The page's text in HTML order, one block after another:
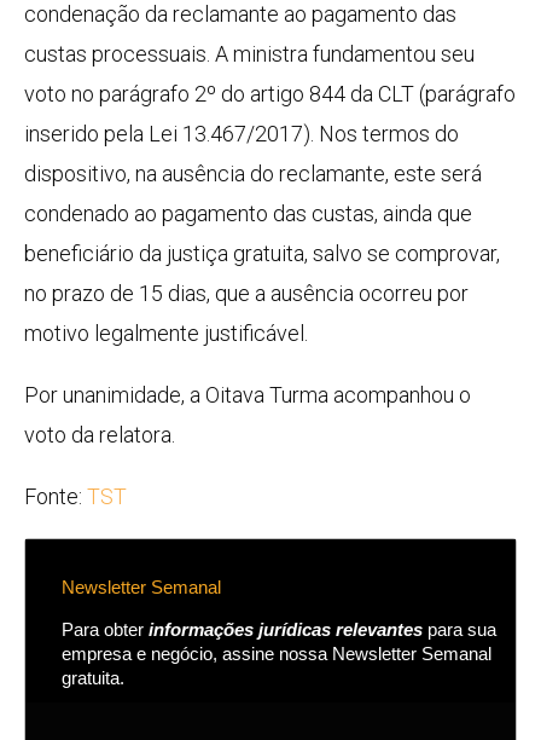
condenação da reclamante ao pagamento das
custas processuais. A ministra fundamentou seu
voto no parágrafo 2º do artigo 844 da CLT (parágrafo
inserido pela Lei 13.467/2017). Nos termos do
dispositivo, na ausência do reclamante, este será
condenado ao pagamento das custas, ainda que
beneficiário da justiça gratuita, salvo se comprovar,
no prazo de 15 dias, que a ausência ocorreu por
motivo legalmente justificável.
Por unanimidade, a Oitava Turma acompanhou o
voto da relatora.
Fonte: TST
Newsletter Semanal
Para obter informações jurídicas relevantes para sua
empresa e negócio, assine nossa Newsletter Semanal
gratuita.